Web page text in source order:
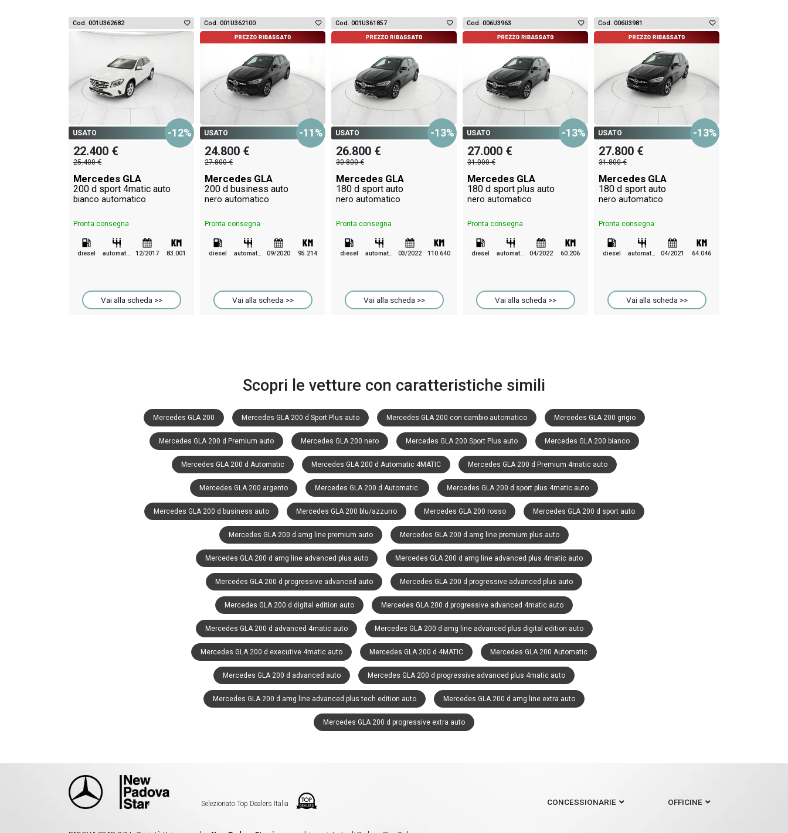
Cod. 001U362682
USATO -12%
22.400 €
25.400 €
Mercedes GLA
200 d sport 4matic auto
bianco automatico
Pronta consegna
diesel automatico 12/2017 83.001
Vai alla scheda >>
Cod. 001U362100
USATO -11%
24.800 €
27.800 €
Mercedes GLA
200 d business auto
nero automatico
Pronta consegna
diesel automatico 09/2020 95.214
Vai alla scheda >>
Cod. 001U361857
USATO -13%
26.800 €
30.800 €
Mercedes GLA
180 d sport auto
nero automatico
Pronta consegna
diesel automatico 03/2022 110.640
Vai alla scheda >>
Cod. 006U3963
USATO -13%
27.000 €
31.000 €
Mercedes GLA
180 d sport plus auto
nero automatico
Pronta consegna
diesel automatico 04/2022 60.206
Vai alla scheda >>
Cod. 006U3981
USATO -13%
27.800 €
31.800 €
Mercedes GLA
180 d sport auto
nero automatico
Pronta consegna
diesel automatico 04/2021 64.046
Vai alla scheda >>
Scopri le vetture con caratteristiche simili
Mercedes GLA 200 Mercedes GLA 200 d Sport Plus auto Mercedes GLA 200 con cambio automatico Mercedes GLA 200 grigio
Mercedes GLA 200 d Premium auto Mercedes GLA 200 nero Mercedes GLA 200 Sport Plus auto Mercedes GLA 200 bianco
Mercedes GLA 200 d Automatic Mercedes GLA 200 d Automatic 4MATIC Mercedes GLA 200 d Premium 4matic auto
Mercedes GLA 200 argento Mercedes GLA 200 d Automatic. Mercedes GLA 200 d sport plus 4matic auto
Mercedes GLA 200 d business auto Mercedes GLA 200 blu/azzurro Mercedes GLA 200 rosso Mercedes GLA 200 d sport auto
Mercedes GLA 200 d amg line premium auto Mercedes GLA 200 d amg line premium plus auto
Mercedes GLA 200 d amg line advanced plus auto Mercedes GLA 200 d amg line advanced plus 4matic auto
Mercedes GLA 200 d progressive advanced auto Mercedes GLA 200 d progressive advanced plus auto
Mercedes GLA 200 d digital edition auto Mercedes GLA 200 d progressive advanced 4matic auto
Mercedes GLA 200 d advanced 4matic auto Mercedes GLA 200 d amg line advanced plus digital edition auto
Mercedes GLA 200 d executive 4matic auto Mercedes GLA 200 d 4MATIC Mercedes GLA 200 Automatic
Mercedes GLA 200 d advanced auto Mercedes GLA 200 d progressive advanced plus 4matic auto
Mercedes GLA 200 d amg line advanced plus tech edition auto Mercedes GLA 200 d amg line extra auto
Mercedes GLA 200 d progressive extra auto
Selezionato Top Dealers Italia CONCESSIONARIE OFFICINE